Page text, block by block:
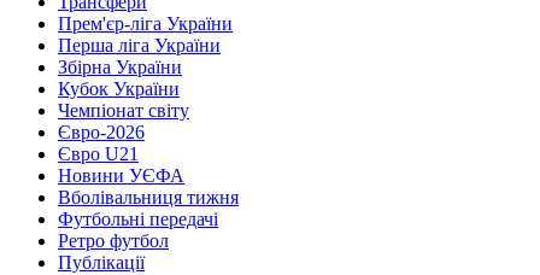
Прем'єр-ліга України
Перша ліга України
Збірна України
Кубок України
Чемпіонат світу
Євро-2026
Євро U21
Новини УЄФА
Вболівальниця тижня
Футбольні передачі
Ретро футбол
Публікації